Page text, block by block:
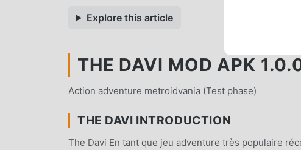
Explore this article
THE DAVI MOD APK
Action adventure metroidvania (Test phase)
THE DAVI INTRODUCTION
The Davi En tant que jeu adventure très populaire